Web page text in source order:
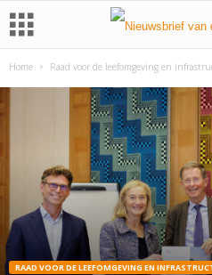
Home Raad voor de leefomgeving en
RAAD VOOR DE LEEFOMGEVING EN